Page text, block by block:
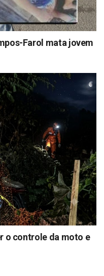
Farol mata jovem
o controle da moto e